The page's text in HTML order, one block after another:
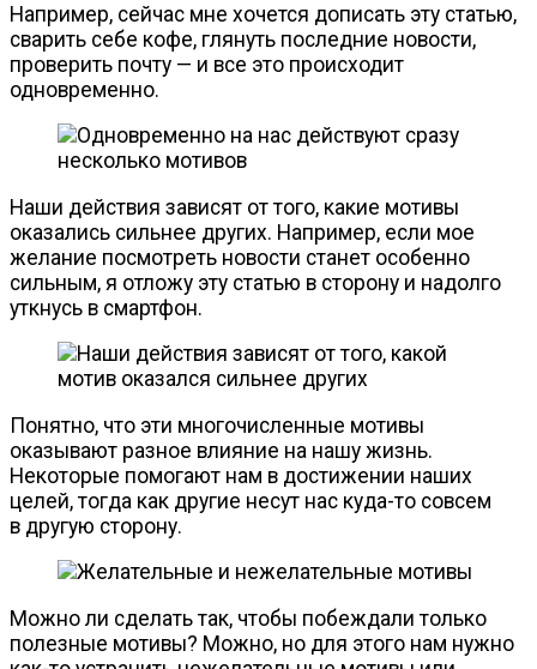
Например, сейчас мне хочется дописать эту статью,
сварить себе кофе, глянуть последние новости,
проверить почту — и все это происходит
одновременно.
Наши действия зависят от того, какие мотивы
оказались сильнее других. Например, если мое
желание посмотреть новости станет особенно
сильным, я отложу эту статью в сторону и надолго
уткнусь в смартфон.
Понятно, что эти многочисленные мотивы
оказывают разное влияние на нашу жизнь.
Некоторые помогают нам в достижении наших
целей, тогда как другие несут нас куда-то совсем
в другую сторону.
Можно ли сделать так, чтобы побеждали только
полезные мотивы? Можно, но для этого нам нужно